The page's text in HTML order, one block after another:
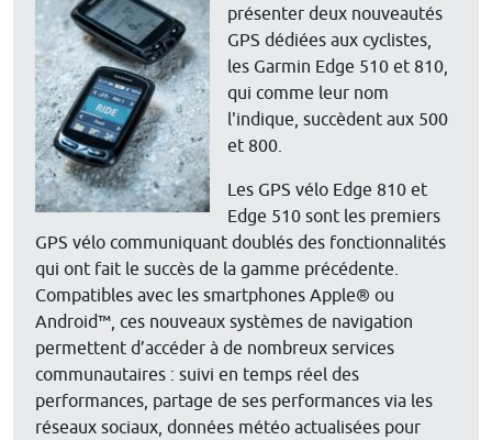
présenter deux nouveautés
GPS dédiées aux cyclistes,
les Garmin Edge 510 et 810,
qui comme leur nom
l'indique, succèdent aux 500
et 800.
Les GPS vélo Edge 810 et
Edge 510 sont les premiers
GPS vélo communiquant doublés des fonctionnalités
qui ont fait le succès de la gamme précédente.
Compatibles avec les smartphones Apple® ou
Android™, ces nouveaux systèmes de navigation
permettent d’accéder à de nombreux services
communautaires : suivi en temps réel des
performances, partage de ses performances via les
réseaux sociaux, données météo actualisées pour